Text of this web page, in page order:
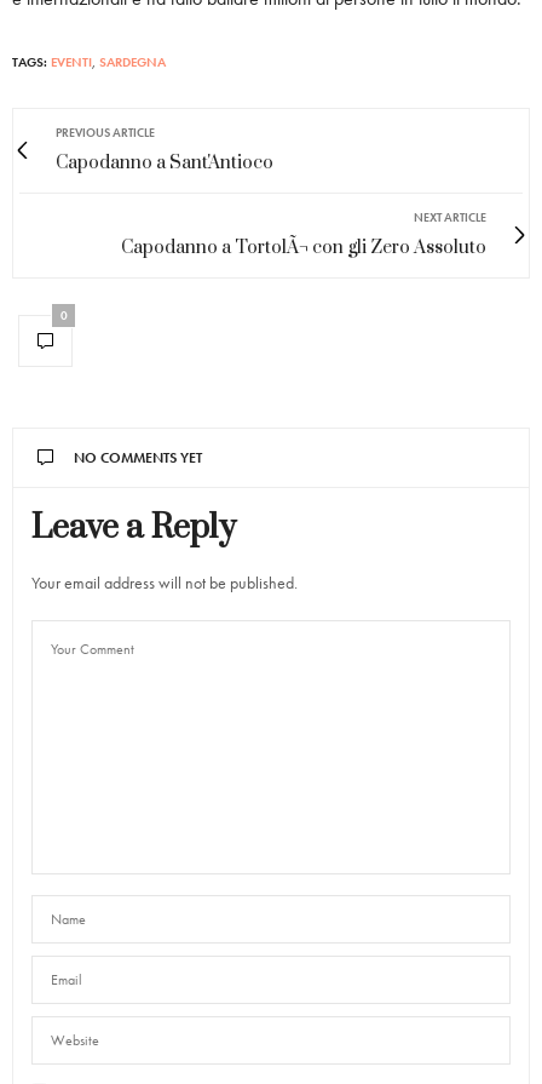
TAGS: EVENTI SARDEGNA
PREVIOUS ARTICLE
Capodanno a Sant'Antioco
NEXT ARTICLE
Capodanno a TortolÃ¬ con gli Zero Assoluto
0
NO COMMENTS YET
Leave a Reply
Your email address will not be published.